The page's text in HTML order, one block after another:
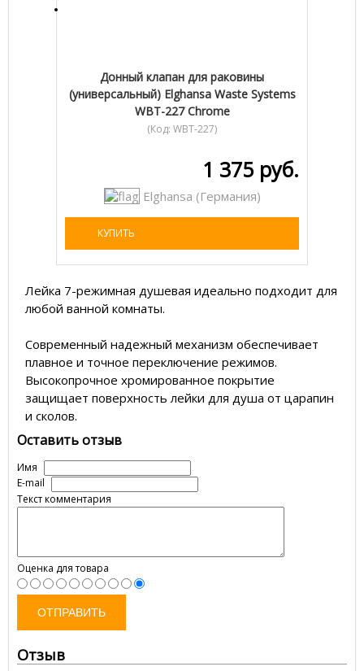
Донный клапан для раковины
(универсальный) Elghansa Waste Systems
WBT-227 Chrome
(Код: WBT-227)
1 375 руб.
Elghansa (Германия)
КУПИТЬ
Лейка 7-режимная душевая идеально подходит для
любой ванной комнаты.
Современный надежный механизм обеспечивает
плавное и точное переключение режимов.
Высокопрочное хромированное покрытие
защищает поверхность лейки для душа от царапин
и сколов.
Оставить отзыв
Имя
E-mail
Текст комментария
Оценка для товара
ОТПРАВИТЬ
Отзыв